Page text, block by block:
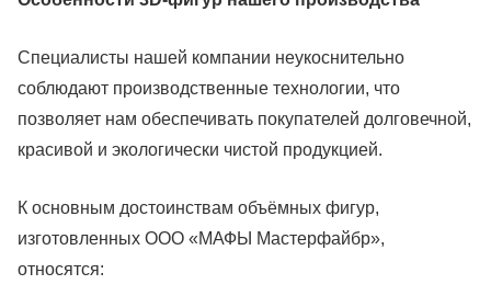
Специалисты нашей компании неукоснительно
соблюдают производственные технологии, что
позволяет нам обеспечивать покупателей долговечной,
красивой и экологически чистой продукцией.
К основным достоинствам объёмных фигур,
изготовленных ООО «МАФЫ Мастерфайбр»,
относятся: